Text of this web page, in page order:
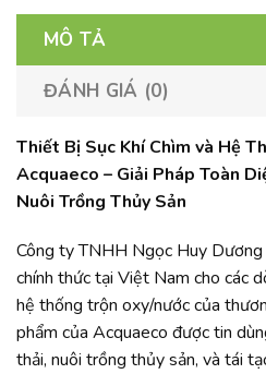
MÔ TẢ
ĐÁNH GIÁ (0)
Thiết Bị Sục Khí Chìm và Hệ
Acquaeco – Giải Pháp Toàn
Nuôi Trồng Thủy Sản
Công ty TNHH Ngọc Huy
chính thức tại Việt Nam cho các
hệ thống trộn oxy/nước của
phẩm của Acquaeco được tin
thải, nuôi trồng thủy sản, và tái